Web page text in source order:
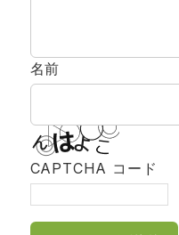
名前
CAPTCHA コード